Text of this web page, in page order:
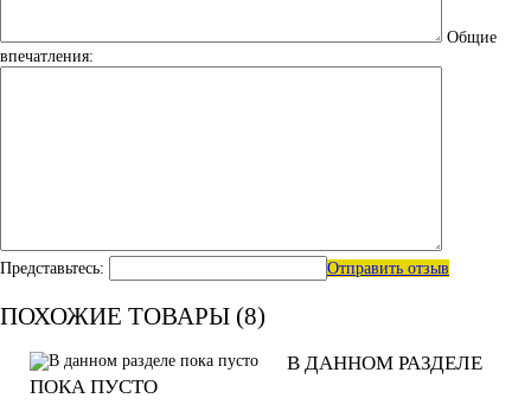
Общие
впечатления:
Представьтесь: Отправить отзыв
ПОХОЖИЕ ТОВАРЫ (8)
В ДАННОМ РАЗДЕЛЕ
ПОКА ПУСТО